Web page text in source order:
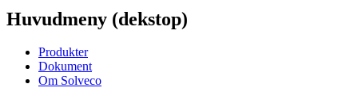
Huvudmeny (dekstop)
Produkter
Dokument
Om Solveco